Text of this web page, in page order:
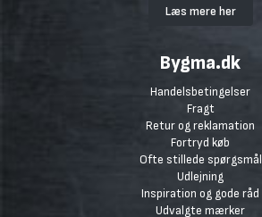
Læs mere her
Bygma.dk
Handelsbetingelser
Fragt
Retur og reklamation
Fortryd køb
Ofte stillede spørgsmål
Udlejning
Inspiration og gode råd
Udvalgte mærker